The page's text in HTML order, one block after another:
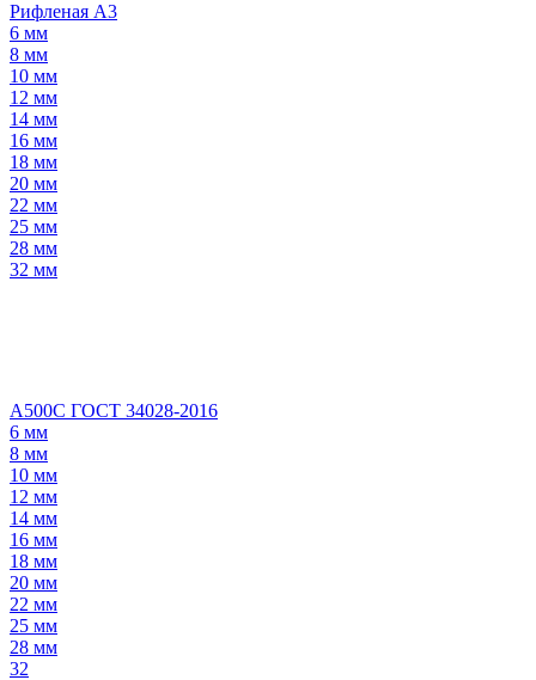
Рифленая А3
6 мм
8 мм
10 мм
12 мм
14 мм
16 мм
18 мм
20 мм
22 мм
25 мм
28 мм
32 мм
А500С ГОСТ 34028-2016
6 мм
8 мм
10 мм
12 мм
14 мм
16 мм
18 мм
20 мм
22 мм
25 мм
28 мм
32